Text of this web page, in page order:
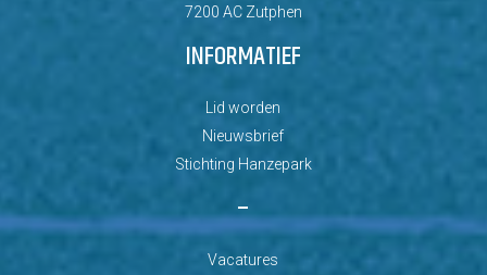
7200 AC Zutphen
INFORMATIEF
Lid worden
Nieuwsbrief
Stichting Hanzepark
–
Vacatures